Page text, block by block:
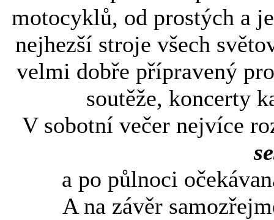
motocyklů, od prostých a
nejhezší stroje všech
velmi dobře přípravený
soutěže, koncerty
V sobotní večer nejvíce
a po půlnoci
A na závěr